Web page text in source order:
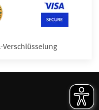
Verschlüsselung